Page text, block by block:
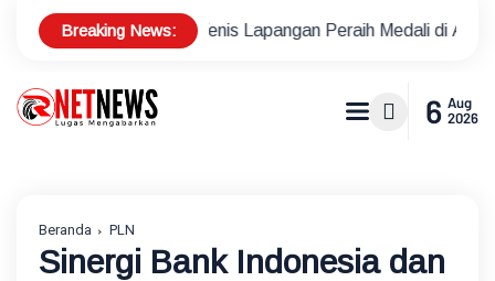
Breaking News:
Tenis Lapangan Peraih Medali di Ajang Porprov Polsek
6 Aug
2026
Beranda PLN
Sinergi Bank Indonesia dan